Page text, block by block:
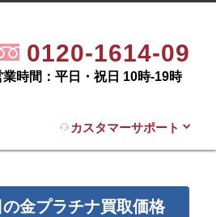
0120-1614-09
業時間：平日・祝日 10時-19時
カスタマーサポート
金プラチナ買取価格